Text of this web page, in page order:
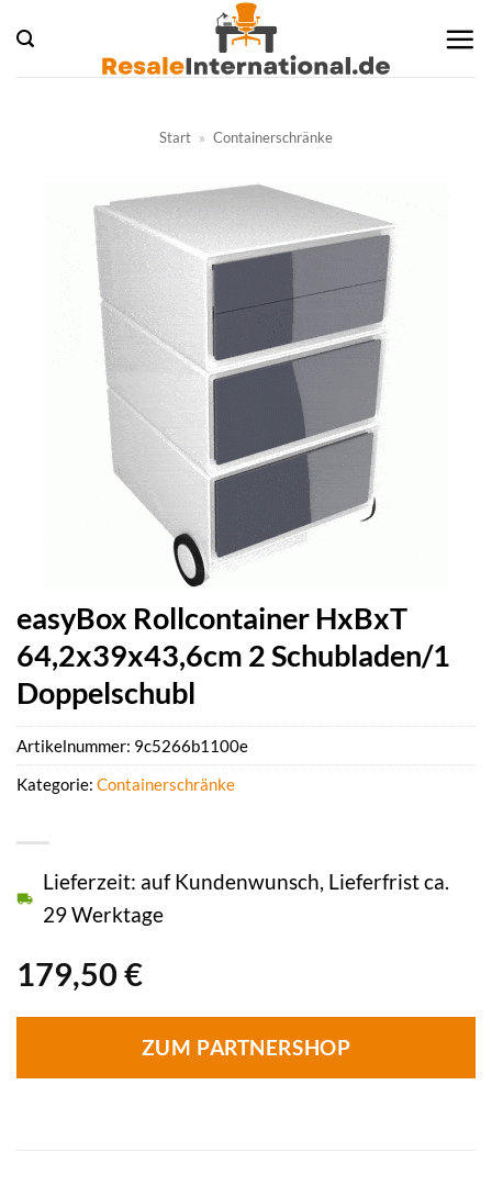
Inhalt
springen
Start » Containerschränke
easyBox Rollcontainer HxBxT
64,2x39x43,6cm 2 Schubladen/1
Doppelschubl
179,50 €
Lieferzeit: auf Kundenwunsch, Lieferfrist ca.
29 Werktage
ZUM PARTNERSHOP
Artikelnummer: 9c5266b1100e
Kategorie: Containerschränke